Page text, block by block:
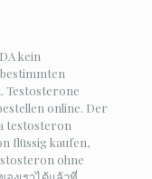
kein
Testosterone
online. Der
testosteron
flüssig kaufen,
ohne